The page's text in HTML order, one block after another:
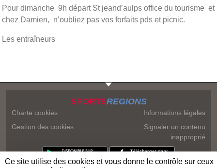
Pour dimanche 9h départ St jeand’aulps office du tourisme et
chez Damien, n’oubliez pas vos forfaits pds et picnic.
Les entraîneurs
SPORTSREGIONS
Charte cookies
Gestion des cookies
Informations légales
Signaler un contenu
inapproprié
Ce site utilise des cookies et vous donne le contrôle sur ceux